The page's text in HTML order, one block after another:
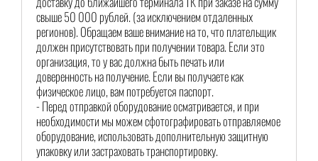
свыше 50 000 рублей. (за исключением отдаленных
регионов). Обращаем ваше внимание на то, что плательщик
должен присутствовать при получении товара. Если это
организация, то у вас должна быть печать или
доверенность на получение. Если вы получаете как
физическое лицо, вам потребуется паспорт.
- Перед отправкой оборудование осматривается, и при
необходимости мы можем сфотографировать отправляемое
оборудование, использовать дополнительную защитную
упаковку или застраховать транспортировку.